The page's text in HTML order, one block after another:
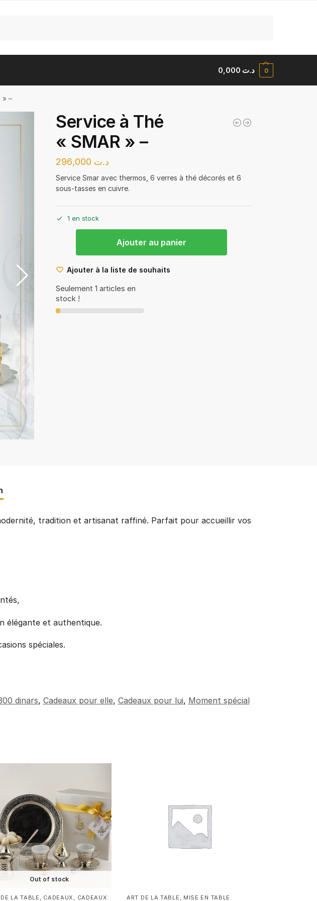
د.ت 0
» –
Service à Thé
« SMAR » –
د.ت
Service Smar avec thermos, 6 verres à thé décorés et 6
sous-tasses en cuivre.
1 en stock
Ajouter au panier
Ajouter à la liste de souhaits
Seulement 1 articles en
stock !
tradition et artisanat raffiné. Parfait pour accueillir vos
élégante et authentique.
spéciales.
dinars, Cadeaux pour elle, Cadeaux pour lui, Moment spécial
Out of stock
LA TABLE , CADEAUX , CADEAUX ART DE LA TABLE , MISE EN TABLE